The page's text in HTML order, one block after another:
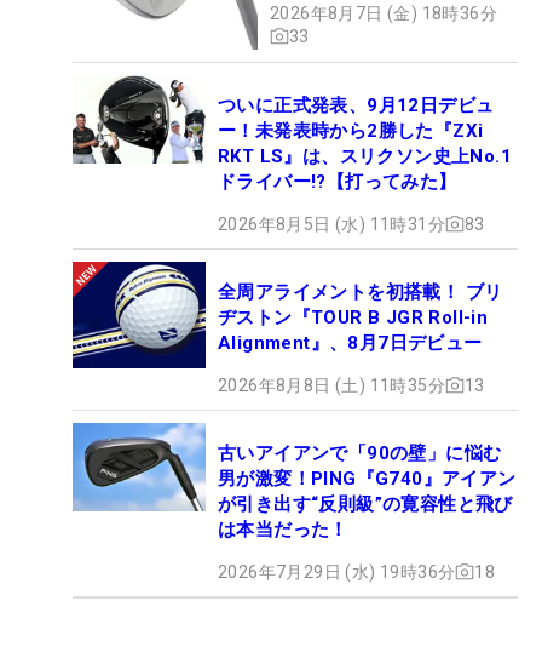
2026年8月7日 (金) 18時36分
33
ついに正式発表、9月12日デビュ
ー！未発表時から2勝した『ZXi
RKT LS』は、スリクソン史上No.1
ドライバー!?【打ってみた】
2026年8月5日 (水) 11時31分 83
全周アライメントを初搭載！ ブリ
ヂストン『TOUR B JGR Roll-in
Alignment』、8月7日デビュー
2026年8月8日 (土) 11時35分 13
古いアイアンで「90の壁」に悩む
男が激変！PING『G740』アイアン
が引き出す“反則級”の寛容性と飛び
は本当だった！
2026年7月29日 (水) 19時36分 18